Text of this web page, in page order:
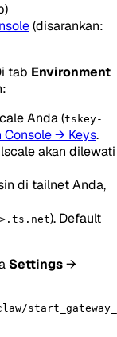
(disarankan:
tab Environment
Anda (tskey-
Console → Keys.
akan dilewati
di tailnet Anda,
). Default
Settings→